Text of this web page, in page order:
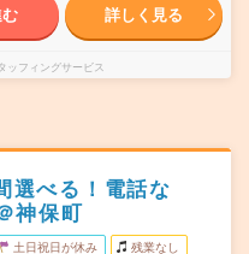
詳しく見る
ッフィングサービス
選べる！電話な
神保町
土日祝日が休み 残業なし